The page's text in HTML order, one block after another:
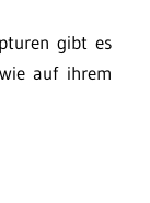
gibt es
auf ihrem